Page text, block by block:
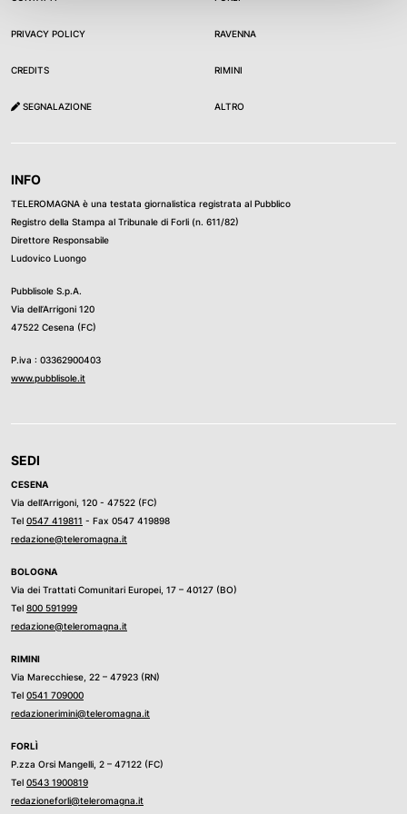
PRIVACY POLICY
CREDITS
SEGNALAZIONE
RAVENNA
RIMINI
ALTRO
INFO
TELEROMAGNA è una testata giornalistica registrata al Pubblico
Registro della Stampa al Tribunale di Forli (n. 611/82)
Direttore Responsabile
Ludovico Luongo
Pubblisole S.p.A.
Via dell’Arrigoni 120
47522 Cesena (FC)
P.iva : 03362900403
www.pubblisole.it
SEDI
CESENA
Via dell’Arrigoni, 120 - 47522 (FC)
Tel 0547 419811 - Fax 0547 419898
redazione@teleromagna.it
BOLOGNA
Via dei Trattati Comunitari Europei, 17 – 40127 (BO)
Tel 800 591999
redazione@teleromagna.it
RIMINI
Via Marecchiese, 22 – 47923 (RN)
Tel 0541 709000
redazionerimini@teleromagna.it
FORLÌ
P.zza Orsi Mangelli, 2 – 47122 (FC)
Tel 0543 1900819
redazioneforli@teleromagna.it